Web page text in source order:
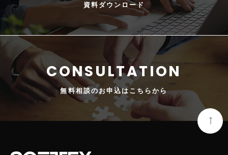
資料ダウンロード
無料相談のお申込はこちらから